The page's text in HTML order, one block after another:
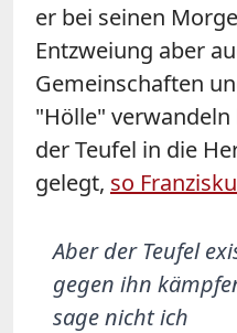
er bei seinen
Entzweiung aber
Gemeinschaften
"Hölle" verwandeln
der Teufel in die
gelegt, so
Aber der Teufel
gegen ihn
sage nicht ich